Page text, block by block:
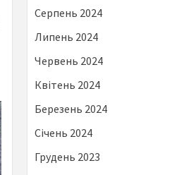
Серпень 2024
Липень 2024
Червень 2024
Квітень 2024
Березень 2024
Січень 2024
Грудень 2023